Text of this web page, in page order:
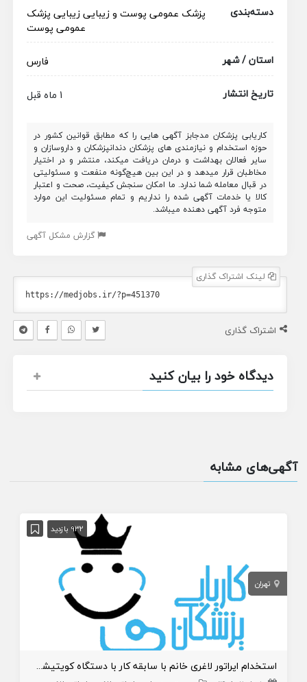
دسته‌بندی
پزشک عمومی پوست و زیباییزیبایی پزشک
عمومی پوست
استان / شهر
فارس
تاریخ انتشار
1 ماه قبل
کاریابی پزشکان مدجابز آگهی هایی را که مطابق قوانین کشور در
حوزه استخدام و نیازمندی های پزشکان دندانپزشکان و داروسازان و
سایر فعالان بهداشت و درمان دریافت میکند، منتشر و در اختیار
مخاطبان قرار میدهد و در این بین هیچ‌گونه منفعت و مسئولیتی
در قبال معامله شما ندارد. ما امکان سنجش کیفیت، صحت و اعتبار
کالا یا خدمات آگهی شده را نداریم و تمام مسئولیت این موارد
متوجه فرد آگهی دهنده میباشد.
گزارش مشکل آگهی
لینک اشتراک گذاری
اشتراک گذاری
دیدگاه خود را بیان کنید
آگهی‌های مشابه
932 بازدید
تهران
استخدام اپراتور لاغری خانم با سابقه کار با دستگاه کویتیشن و آر اف